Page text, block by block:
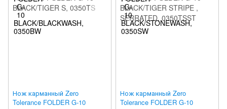
Нож карманный Zero
Tolerance FOLDER G-10
Нож карманный Zero
Tolerance FOLDER G-10